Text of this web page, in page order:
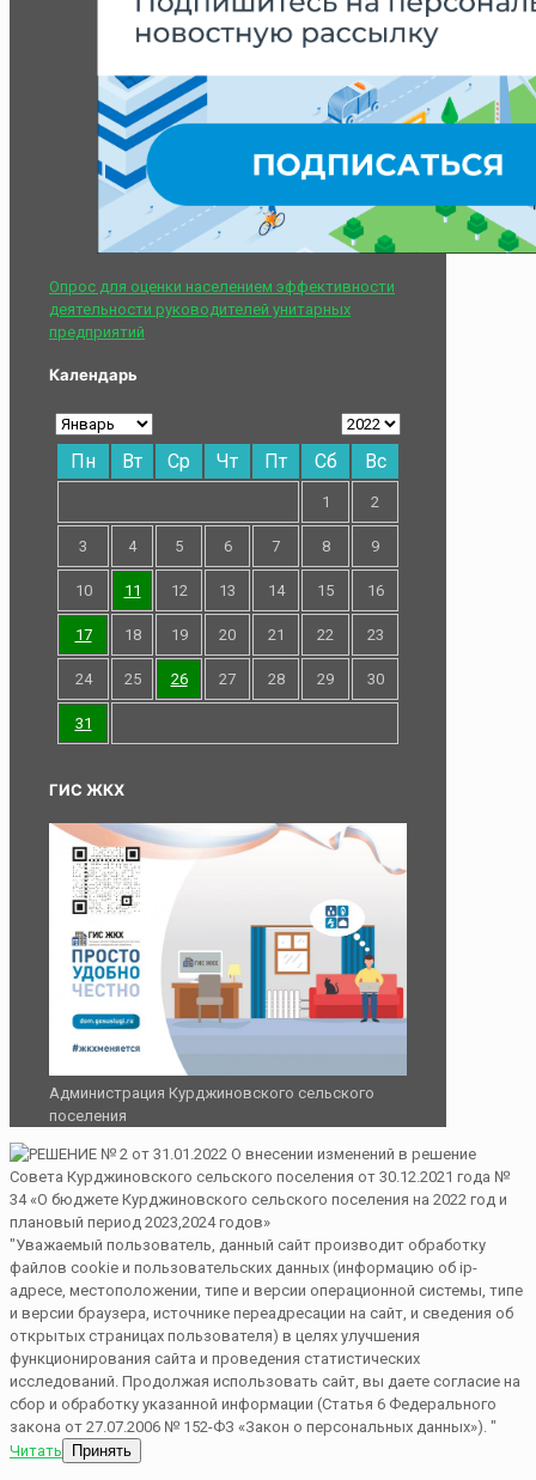
Опрос для оценки населением эффективности
деятельности руководителей унитарных
предприятий
Календарь
Пн Вт Ср Чт Пт Сб Вс
1 2
3 4 5 6 7 8 9
10 11 12 13 14 15 16
17 18 19 20 21 22 23
24 25 26 27 28 29 30
31
ГИС ЖКХ
Администрация Курджиновского сельского
поселения
"Уважаемый пользователь, данный сайт производит обработку
файлов cookie и пользовательских данных (информацию об ip-
адресе, местоположении, типе и версии операционной системы, типе
и версии браузера, источнике переадресации на сайт, и сведения об
открытых страницах пользователя) в целях улучшения
функционирования сайта и проведения статистических
исследований. Продолжая использовать сайт, вы даете согласие на
сбор и обработку указанной информации (Статья 6 Федерального
закона от 27.07.2006 № 152-ФЗ «Закон о персональных данных»). "
Читать
Принять